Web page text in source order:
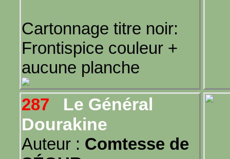
Cartonnage titre noir:
Frontispice couleur +
aucune planche
287
Le Général
Dourakine
Auteur : Comtesse de